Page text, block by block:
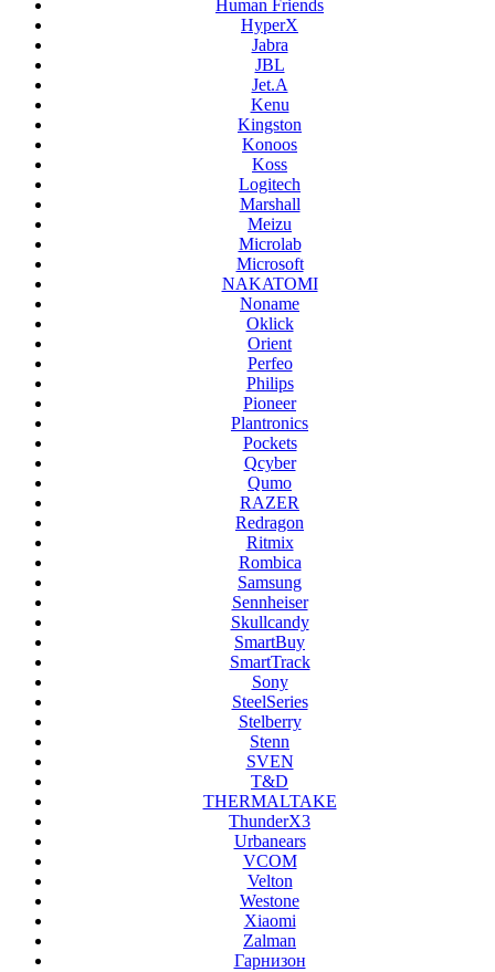
Human Friends
HyperX
Jabra
JBL
Jet.A
Kenu
Kingston
Konoos
Koss
Logitech
Marshall
Meizu
Microlab
Microsoft
NAKATOMI
Noname
Oklick
Orient
Perfeo
Philips
Pioneer
Plantronics
Pockets
Qcyber
Qumo
RAZER
Redragon
Ritmix
Rombica
Samsung
Sennheiser
Skullcandy
SmartBuy
SmartTrack
Sony
SteelSeries
Stelberry
Stenn
SVEN
T&D
THERMALTAKE
ThunderX3
Urbanears
VCOM
Velton
Westone
Xiaomi
Zalman
Гарнизон